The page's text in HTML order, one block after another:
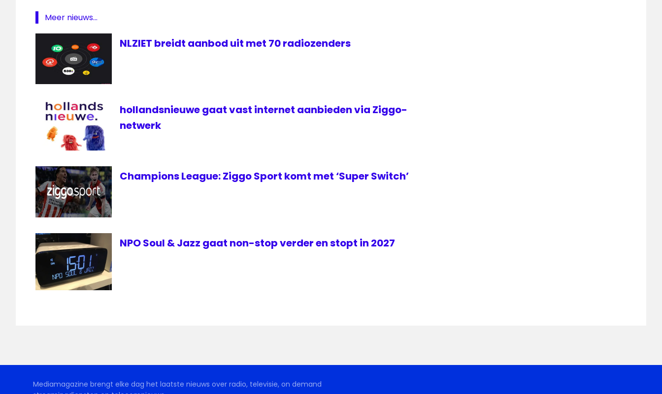
Meer nieuws...
NLZIET breidt aanbod uit met 70 radiozenders
hollandsnieuwe gaat vast internet aanbieden via Ziggo-
netwerk
Champions League: Ziggo Sport komt met ‘Super Switch’
NPO Soul & Jazz gaat non-stop verder en stopt in 2027
Mediamagazine brengt elke dag het laatste nieuws over radio, televisie, on demand